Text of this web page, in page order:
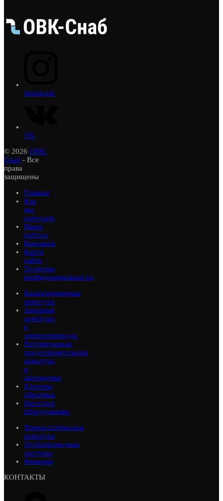
Instagram
VK
© 2026 ОВК-
Снаб - Все
права
защищены
Главная
Как
мы
работаем
Наши
работы
Контакты
Карта
сайта
Политика
конфиденциальности
Балансировочная
арматура
Запорная
арматура
и
электроприводы
Регулирующая,
предохранительная
арматура
и
автоматика
Клапаны
обратные
Насосное
оборудование
Термостатическая
арматура
Трубопроводные
системы
Фильтры
КОНТАКТЫ